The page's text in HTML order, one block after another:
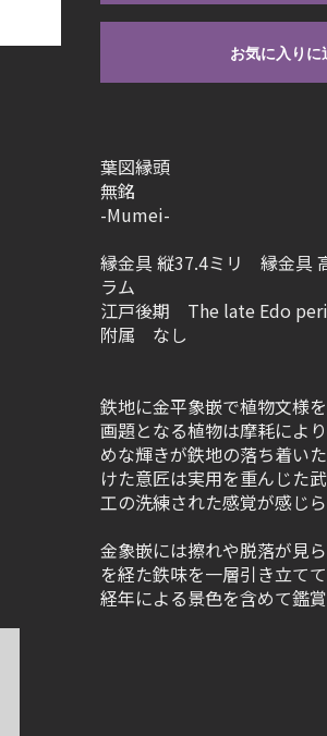
お気に入りに
葉図縁頭
無銘
-Mumei-
縁金具 縦37.4ミリ 縁金具
ラム
江戸後期 The late Edo
附属 なし
鉄地に金平象嵌で植物文様
画題となる植物は摩耗によ
めな輝きが鉄地の落ち着い
けた意匠は実用を重んじた
工の洗練された感覚が感じら
金象嵌には擦れや脱落が見
を経た鉄味を一層引き立て
経年による景色を含めて鑑